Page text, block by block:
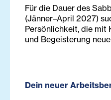
Für die Dauer des
(Jänner–April 2027)
Persönlichkeit, die mit
und Begeisterung
Dein neuer